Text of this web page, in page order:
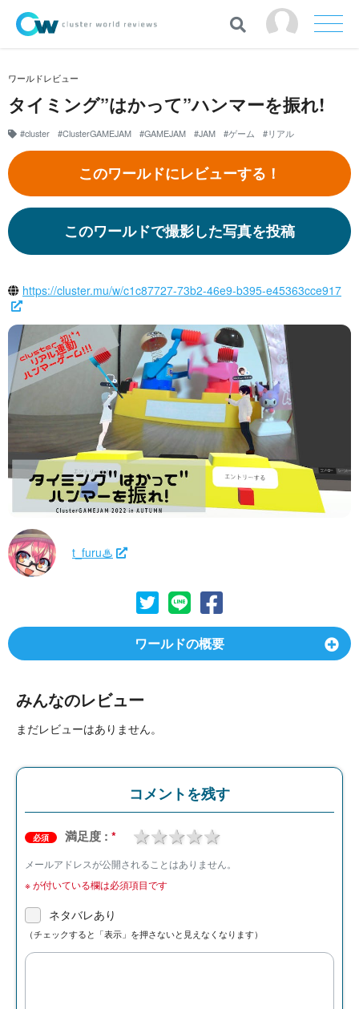
ワールドレビュー
タイミング”はかって”ハンマーを振れ!
#cluster #ClusterGAMEJAM #GAMEJAM #JAM #ゲーム #リアル
このワールドにレビューする！
このワールドで撮影した写真を投稿
https://cluster.mu/w/c1c87727-73b2-46e9-b395-e45363cce917
t_furu♨
ワールドの概要
みんなのレビュー
まだレビューはありません。
コメントを残す
必須 満足度 : * 4 stars
3 stars
2 stars
1 star
メールアドレスが公開されることはありません。
※が付いている欄は必須項目です
ネタバレあり
（チェックすると「表示」を押さないと見えなくなります）